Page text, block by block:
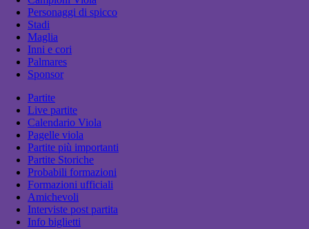
Personaggi di spicco
Stadi
Maglia
Inni e cori
Palmares
Sponsor
Partite
Live partite
Calendario Viola
Pagelle viola
Partite più importanti
Partite Storiche
Probabili formazioni
Formazioni ufficiali
Amichevoli
Interviste post partita
Info biglietti